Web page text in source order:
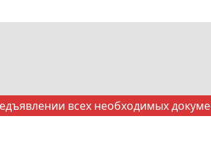
всех необходимых